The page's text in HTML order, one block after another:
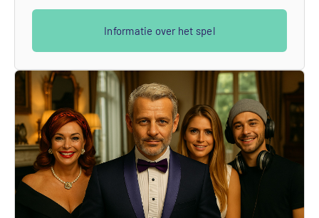
Informatie over het spel